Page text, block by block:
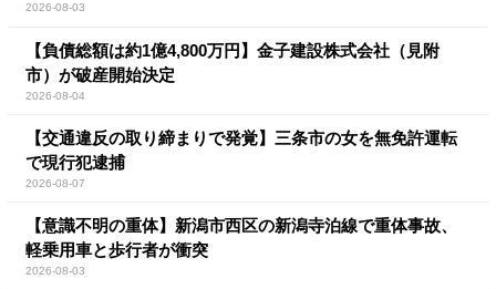
2026-08-03
【負債総額は約1億4,800万円】金子建設株式会社（見附
市）が破産開始決定
2026-08-04
【交通違反の取り締まりで発覚】三条市の女を無免許運転
で現行犯逮捕
2026-08-07
【意識不明の重体】新潟市西区の新潟寺泊線で重体事故、
軽乗用車と歩行者が衝突
2026-08-03